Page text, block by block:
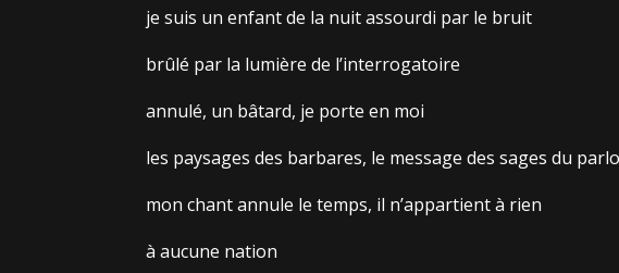
je suis un enfant de la nuit assourdi par le bruit
brûlé par la lumière de l’interrogatoire
annulé, un bâtard, je porte en moi
les paysages des barbares, le message des sages du
mon chant annule le temps, il n’appartient à rien
à aucune nation